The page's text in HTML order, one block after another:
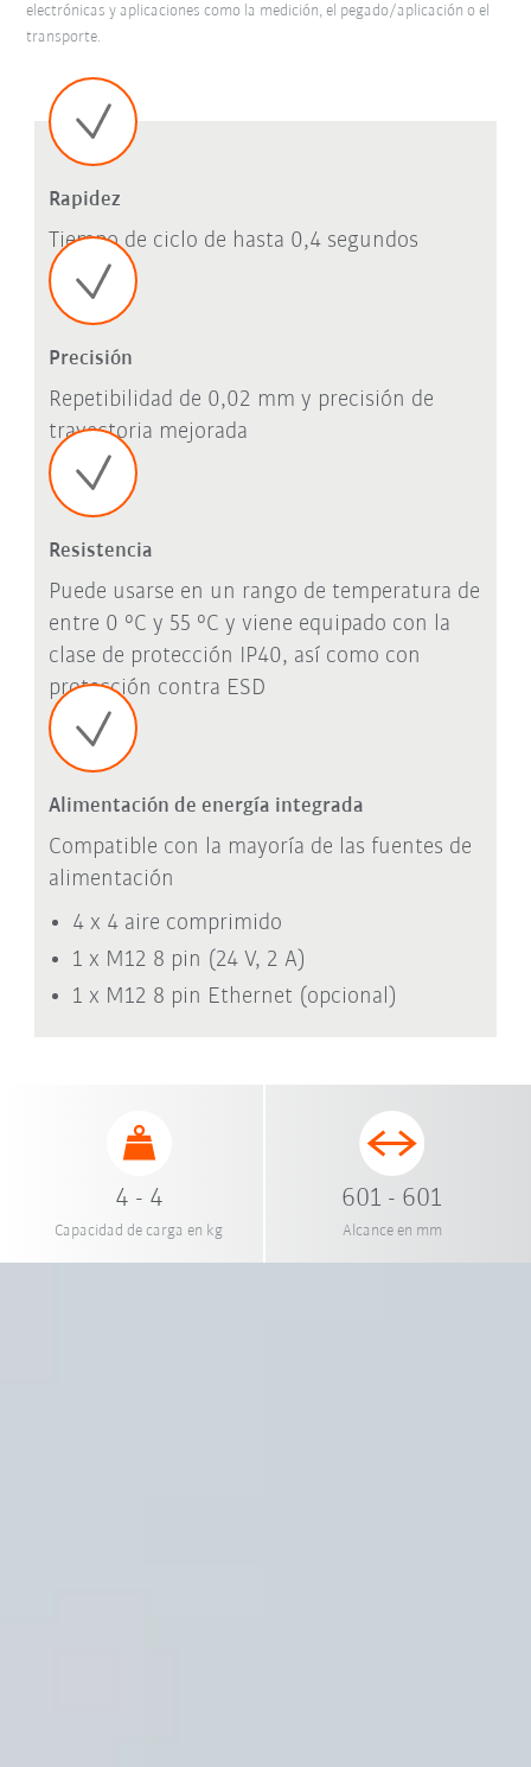
electrónicas y aplicaciones como la medición, el pegado/aplicación o el
transporte.
Rapidez
Tiempo de ciclo de hasta 0,4 segundos
Precisión
Repetibilidad de 0,02 mm y precisión de
trayectoria mejorada
Resistencia
Puede usarse en un rango de temperatura de
entre 0 °C y 55 °C y viene equipado con la
clase de protección IP40, así como con
protección contra ESD
Alimentación de energía integrada
Compatible con la mayoría de las fuentes de
alimentación
4 x 4 aire comprimido
1 x M12 8 pin (24 V, 2 A)
1 x M12 8 pin Ethernet (opcional)
4 - 4
Capacidad de carga en kg
601 - 601
Alcance en mm